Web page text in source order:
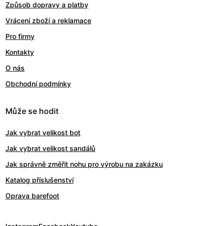
Způsob dopravy a platby
Vrácení zboží a reklamace
Pro firmy
Kontakty
O nás
Obchodní podmínky
Může se hodit
Jak vybrat velikost bot
Jak vybrat velikost sandálů
Jak správně změřit nohu pro výrobu na zakázku
Katalog příslušenství
Oprava barefoot